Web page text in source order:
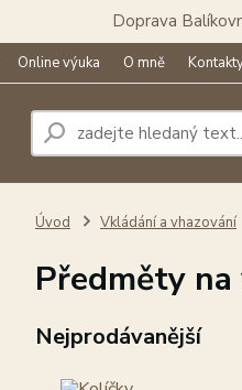
Doprava
Online výuka O mně
Úvod Vkládání a vhazování
Předměty
Nejprodávanější